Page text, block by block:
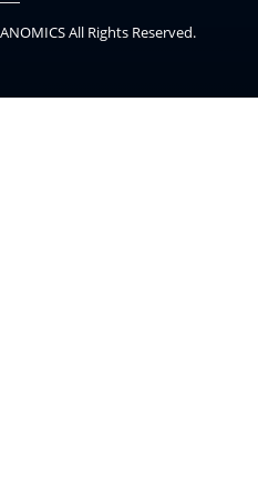
All Rights Reserved.